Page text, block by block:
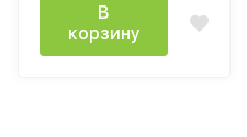
В
корзину